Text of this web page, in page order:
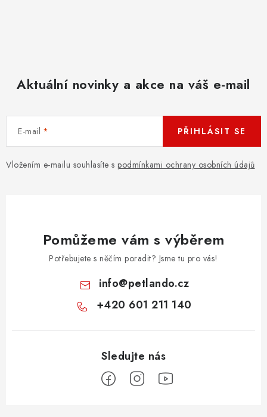
Aktuální novinky a akce na váš e-mail
E-mail
Vložením e-mailu souhlasíte s podmínkami ochrany osobních údajů
PŘIHLÁSIT SE
Pomůžeme vám s výběrem
Potřebujete s něčím poradit? Jsme tu pro vás!
info@petlando.cz
+420 601 211 140